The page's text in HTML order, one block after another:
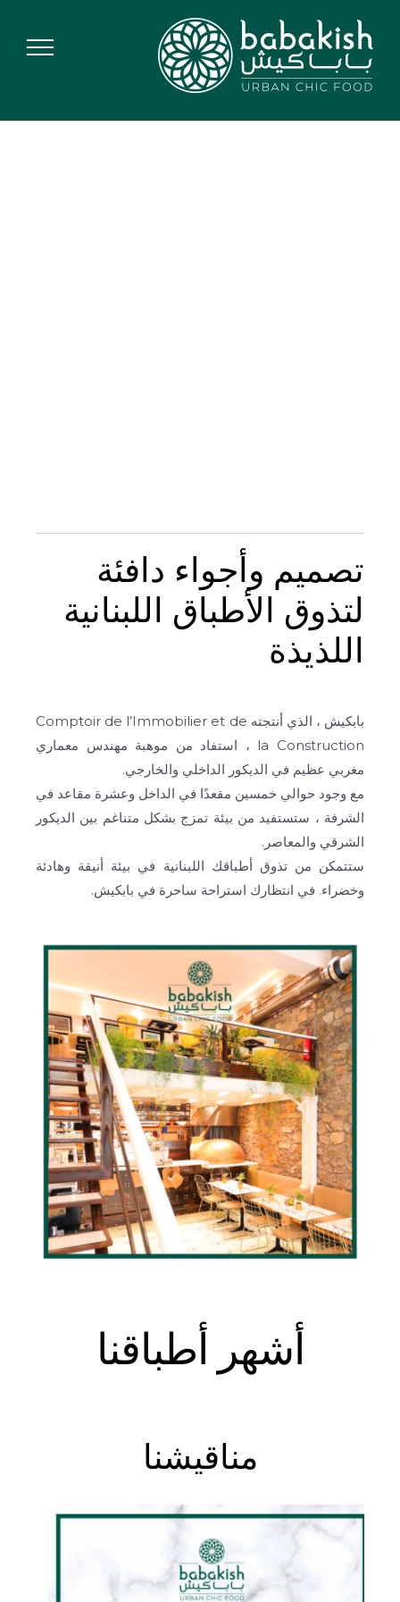
content
تصميم وأجواء دافئة
لتذوق الأطباق اللبنانية
اللذيذة
بابكيش ، الذي أنتجته Comptoir de l’Immobilier et de
la Construction ، استفاد من موهبة مهندس معماري
مغربي عظيم في الديكور الداخلي والخارجي.
مع وجود حوالي خمسين مقعدًا في الداخل وعشرة مقاعد في
الشرفة ، ستستفيد من بيئة تمزج بشكل متناغم بين الديكور
الشرقي والمعاصر.
ستتمكن من تذوق أطباقك اللبنانية في بيئة أنيقة وهادئة
وخضراء. في انتظارك استراحة ساحرة في بابكيش.
أشهر أطباقنا
مناقيشنا